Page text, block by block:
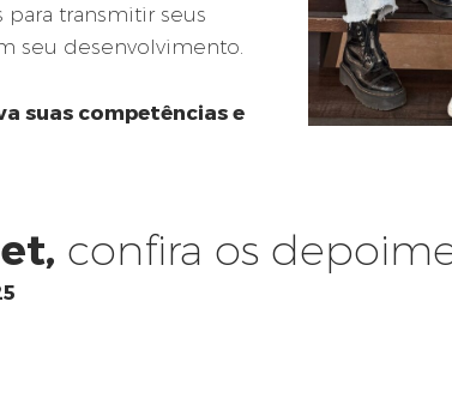
transmitir seus
seu desenvolvimento.
suas competências e
confira os